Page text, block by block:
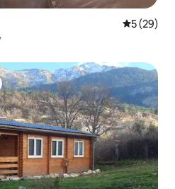
Xếp hạng
5 (29)